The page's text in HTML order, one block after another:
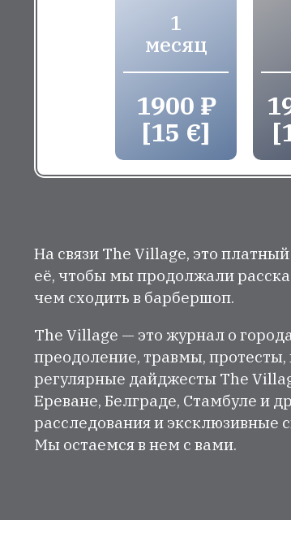
1
месяц
1900 ₽
[15 €]
На связи The Village, это
её, чтобы мы продолжали
чем сходить в барбершоп.
The Village — это журнал о
преодоление, травмы, протесты,
регулярные дайджесты The
Ереване, Белграде, Стамбуле и
расследования и эксклюзивные
Мы остаемся в нем с вами.